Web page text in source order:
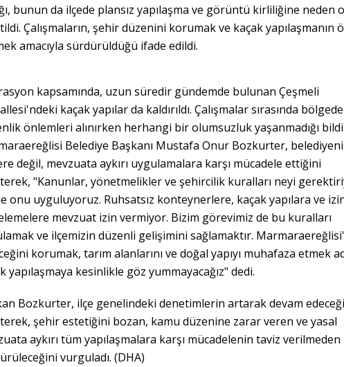
bunun da ilçede plansız yapılaşma ve görüntü kirliliğine neden
Çalışmaların, şehir düzenini korumak ve kaçak yapılaşmanın
amacıyla sürdürüldüğü ifade edildi.
kapsamında, uzun süredir gündemde bulunan Çeşmeli
kaçak yapılar da kaldırıldı. Çalışmalar sırasında
önlemleri alınırken herhangi bir olumsuzluk yaşanmadığı
Belediye Başkanı Mustafa Onur Bozkurter,
değil, mevzuata aykırı uygulamalara karşı mücadele ettiğini
"Kanunlar, yönetmelikler ve şehircilik kuralları neyi
onu uyguluyoruz. Ruhsatsız konteynerlere, kaçak yapılara ve
mevzuat izin vermiyor. Bizim görevimiz de bu kuralları
ve ilçemizin düzenli gelişimini sağlamaktır.
korumak, tarım alanlarını ve doğal yapıyı muhafaza etmek
yapılaşmaya kesinlikle göz yummayacağız" dedi.
Bozkurter, ilçe genelindeki denetimlerin artarak devam
şehir estetiğini bozan, kamu düzenine zarar veren ve yasal
aykırı tüm yapılaşmalara karşı mücadelenin taviz verilmeden
vurguladı. (DHA)